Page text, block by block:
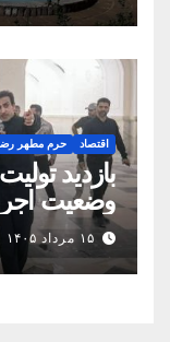
اقتصاد حرم مطهر
بازدید
وضعیت
حسین(ع) و
۱۵ مرداد ۱۴۰۵